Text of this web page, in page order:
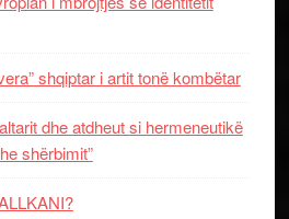
shqiptar i artit tonë kombëtar
dhe atdheut si hermeneutikë
shërbimit”